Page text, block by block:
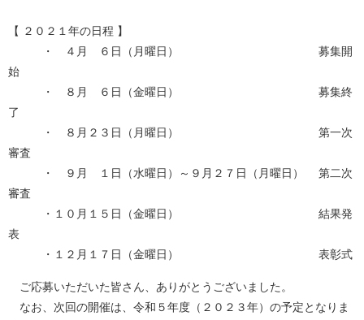
【 ２０２１年の日程 】
・ ４月 ６日（月曜日） 募集開
始
・ ８月 ６日（金曜日） 募集終
了
・ ８月２３日（月曜日） 第一次
審査
・ ９月 １日（水曜日）～９月２７日（月曜日） 第二次
審査
・１０月１５日（金曜日） 結果発
表
・１２月１７日（金曜日） 表彰式
ご応募いただいた皆さん、ありがとうございました。
なお、次回の開催は、令和５年度（２０２３年）の予定となりま